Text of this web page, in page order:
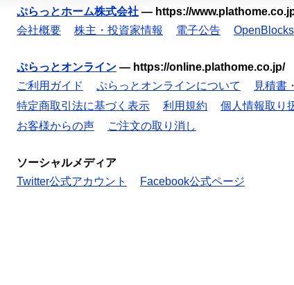
ぷらっとホーム株式会社 — https://
会社概要
株主・投資家情報 電子公告 OpenBlocks
ぷらっとオンライン — https://online.plathome.co.jp/
ご利用ガイド
ぷらっとオンラインについて 見積書
特定商取引法に基づく表示
利用規約 個人情報取り
お客様からの声
ご注文の取り消し
ソーシャルメディア
Twitter公式アカウント
Facebook公式ページ